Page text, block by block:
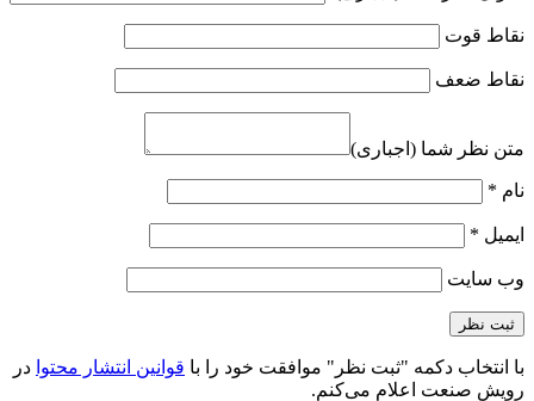
نقاط قوت
نقاط ضعف
متن نظر شما (اجباری)
نام *
ایمیل *
وب‌ سایت
با انتخاب دکمه "ثبت نظر" موافقت خود را با قوانین انتشار محتوا در
رویش صنعت اعلام می‌کنم.